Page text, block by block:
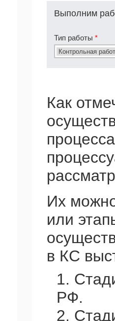
Выполним
Тип работы *
Как
Их
или
в КС
1.
РФ.
2.